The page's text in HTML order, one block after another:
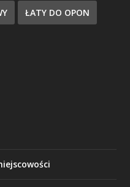
ŁATY DO OPON